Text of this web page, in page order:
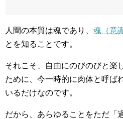
人間の本質は魂であり、 魂（意
とを知ることです。
それこそ、自由にのびのびと楽
ために、 今一時的に肉体と呼ば
いるだけなのです。
だから、あらゆることをただ「